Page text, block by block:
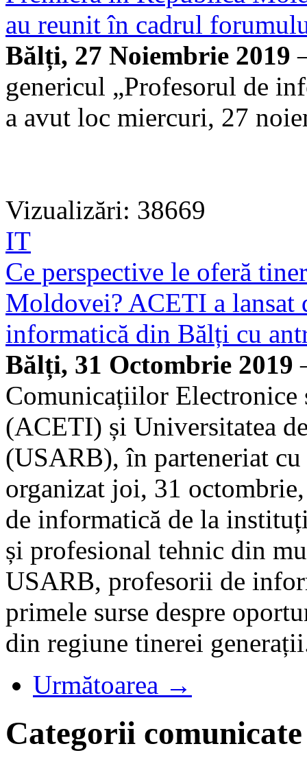
au reunit în cadrul
Bălți, 27 Noiembrie 2019
genericul „Profesorul de
a avut loc miercuri, 27
Vizualizări: 38669
IT
Ce perspective le oferă
Moldovei? ACETI a
informatică din Bălți cu
Bălți, 31 Octombrie 2019
Comunicațiilor
(ACETI) și Universitatea
(USARB), în parteneriat
organizat joi, 31
de informatică de la
și profesional tehnic din
USARB, profesorii de
primele surse despre
din regiune tinerei
Următoarea →
Categorii comunicate